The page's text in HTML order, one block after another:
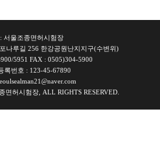
서울조종면허시험장
나루길 256 한강공원난지지구(수변위)
5951 FAX : 0505)304-5900
록번호 : 123-45-67890
면허시험장, ALL RIGHTS RESERVED.